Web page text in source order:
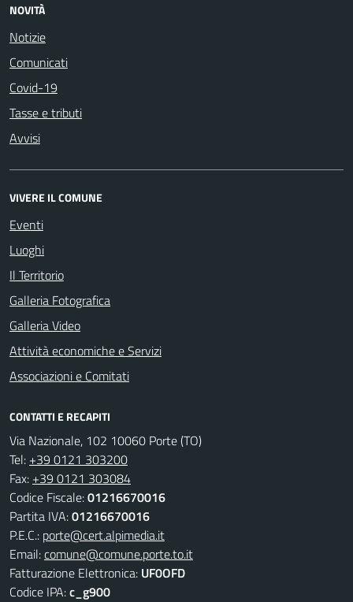
NOVITÀ
Notizie
Comunicati
Covid-19
Tasse e tributi
Avvisi
VIVERE IL COMUNE
Eventi
Luoghi
Il Territorio
Galleria Fotografica
Galleria Video
Attività economiche e Servizi
Associazioni e Comitati
CONTATTI E RECAPITI
Via Nazionale, 102 10060 Porte (TO)
Tel: +39 0121 303200
Fax: +39 0121 303084
Codice Fiscale:01216670016
Partita IVA:01216670016
P.E.C.: porte@cert.alpimedia.it
Email:comune@comune.porte.to.it
Fatturazione Elettronica: UF0OFD
Codice IPA:c_g900